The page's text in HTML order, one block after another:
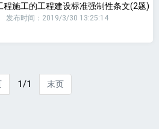
程施工的工程建设标准强制性条文(2题)
发布时间：2019/3/30 13:25:14
1/1 末页